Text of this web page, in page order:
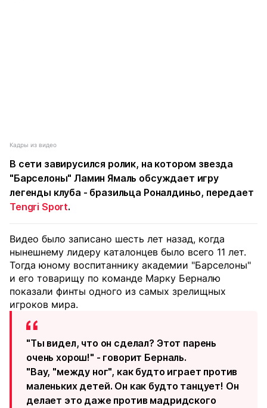
Кадры из видео
В сети завирусился ролик, на котором звезда
"Барселоны" Ламин Ямаль обсуждает игру
легенды клуба - бразильца Роналдиньо, передает
Tengri Sport.
Видео было записано шесть лет назад, когда
нынешнему лидеру каталонцев было всего 11 лет.
Тогда юному воспитаннику академии "Барселоны"
и его товарищу по команде Марку Берналю
показали финты одного из самых зрелищных
игроков мира.
"Ты видел, что он сделал? Этот парень
очень хорош!" - говорит Берналь.
"Вау, "между ног", как будто играет против
маленьких детей. Он как будто танцует! Он
делает это даже против мадридского